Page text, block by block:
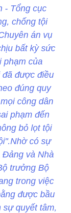
- Tổng cục
chống tội
án vụ
bất kỳ sức
phạm của
được điều
đúng quy
công dân
phạm đến
bỏ lọt tội
có sự
Đảng và Nhà
trưởng Bộ
trong việc
được bầu
sự quyết tâm,